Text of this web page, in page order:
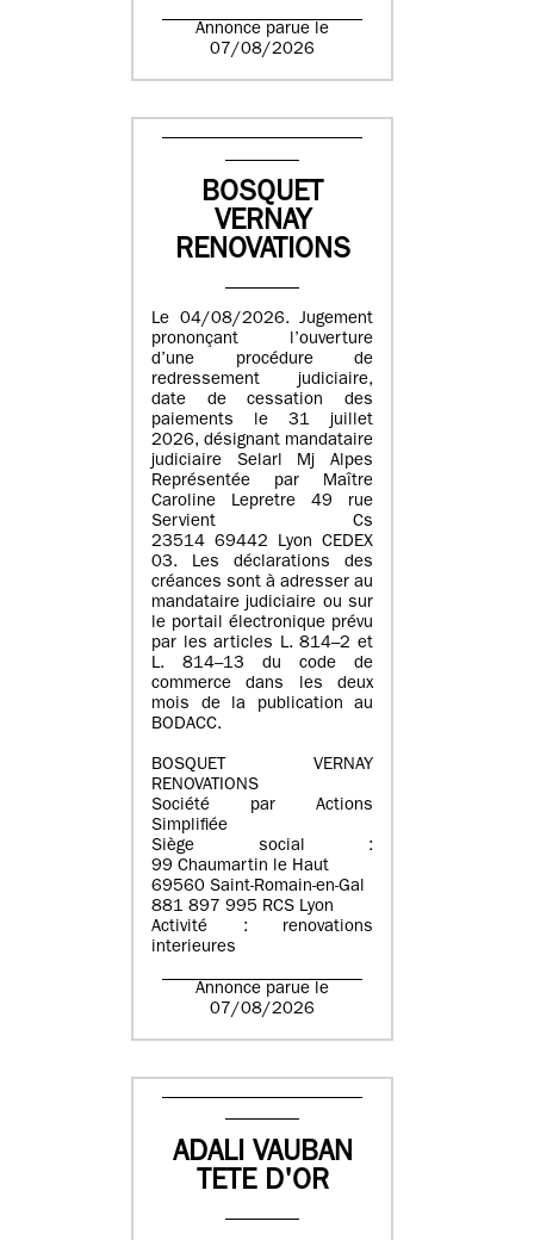
Annonce parue le
07/08/2026
BOSQUET
VERNAY
RENOVATIONS
Le 04/08/2026. Jugement
prononçant l’ouverture
d’une procédure de
redressement judiciaire,
date de cessation des
paiements le 31 juillet
2026, désignant mandataire
judiciaire Selarl Mj Alpes
Représentée par Maître
Caroline Lepretre 49 rue
Servient Cs
23514 69442 Lyon CEDEX
03. Les déclarations des
créances sont à adresser au
mandataire judiciaire ou sur
le portail électronique prévu
par les articles L. 814–2 et
L. 814–13 du code de
commerce dans les deux
mois de la publication au
BODACC.
BOSQUET VERNAY
RENOVATIONS
Société par Actions
Simplifiée
Siège social :
99 Chaumartin le Haut
69560 Saint-Romain-en-Gal
881 897 995 RCS Lyon
Activité : renovations
interieures
Annonce parue le
07/08/2026
ADALI VAUBAN
TETE D'OR